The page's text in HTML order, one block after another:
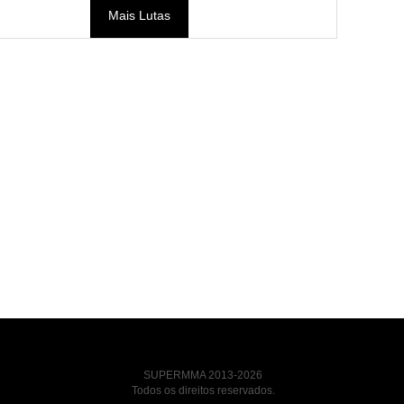
Mais Lutas
SUPERMMA 2013-2026
Todos os direitos reservados.